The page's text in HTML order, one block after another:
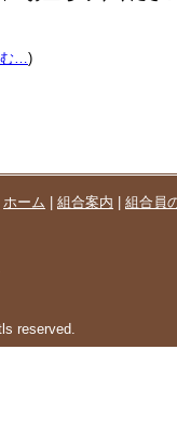
む…)
ホーム 組合案内 組合員
reserved.